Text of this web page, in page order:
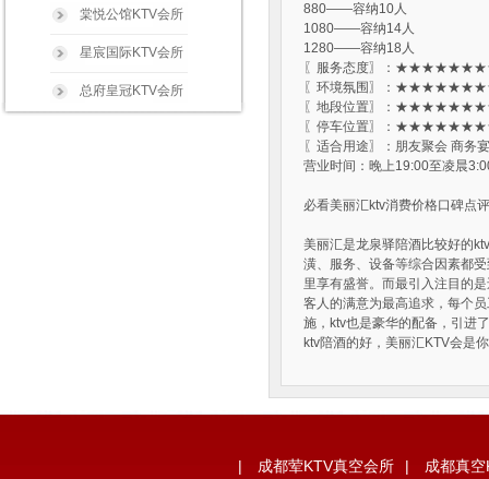
880——容纳10人
1080——容纳14人
1280——容纳18人
〖服务态度〗：
〖环境氛围〗：
〖地段位置〗：
〖停车位置〗：
〖适合用途〗：朋友聚会 商务
营业时间：晚上19:00至凌晨
必看美丽汇ktv消费价格口碑点评
美丽汇是龙泉驿陪酒比较好的
潢、服务、设备等综合因素都
里享有盛誉。而最引入注目的
客人的满意为最高追求，每个
施，ktv也是豪华的配备，引进
ktv陪酒的好，美丽汇KTV会是
棠悦公馆KTV会所
星宸国际KTV会所
总府皇冠KTV会所
| 成都荤KTV真空会所 | 成都真